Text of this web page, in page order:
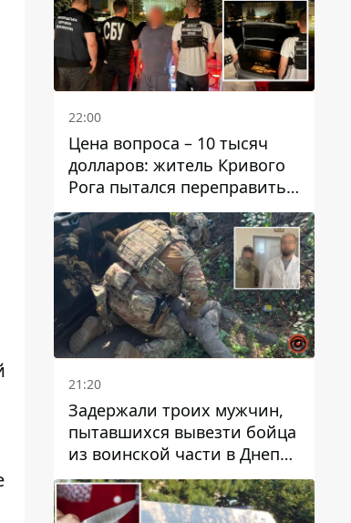
22:00
Цена вопроса – 10 тысяч
долларов: житель Кривого
Рога пытался переправить
мужчину в Словакию
21:20
Задержали троих мужчин,
пытавшихся вывезти бойца
из воинской части в Днепр
за 7 тысяч долларов: среди
них был врач